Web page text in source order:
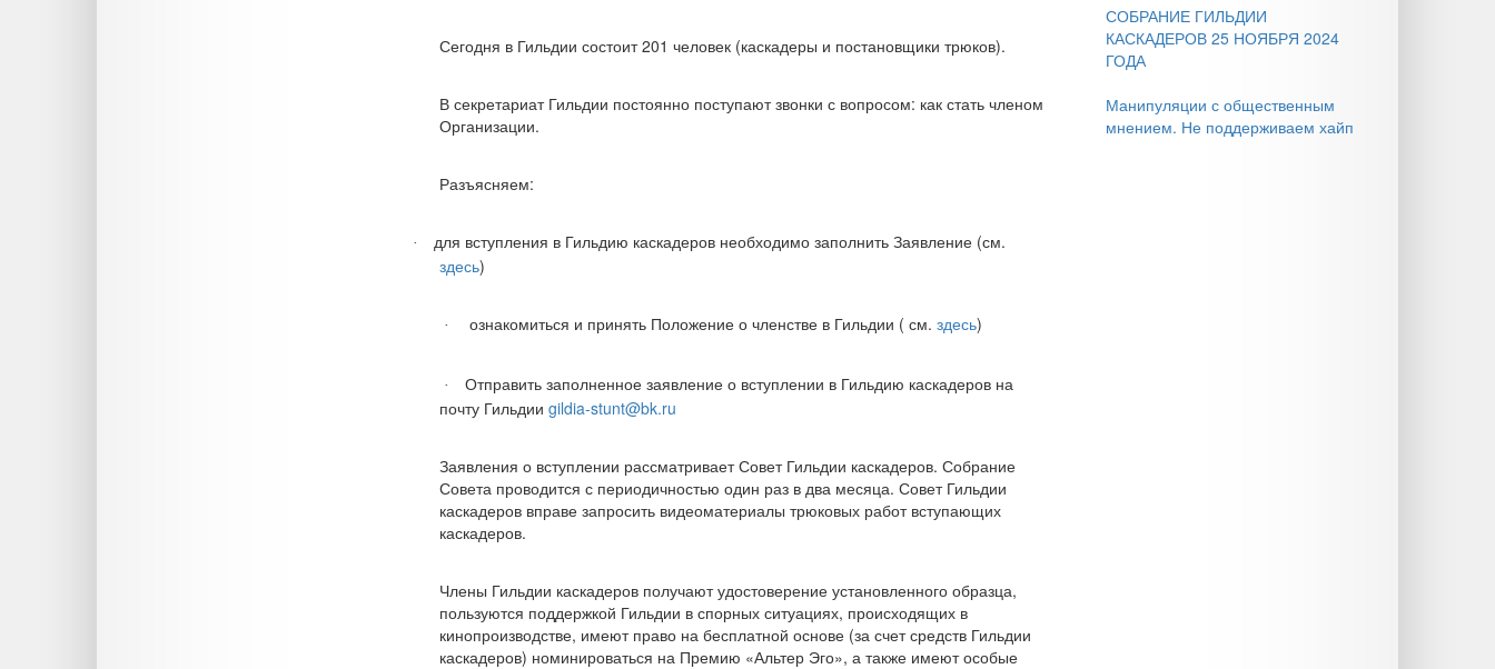
Сегодня в Гильдии состоит 201 человек (каскадеры и постановщики трюков).
В секретариат Гильдии постоянно поступают звонки с вопросом: как стать членом
Организации.
Разъясняем:
·
для вступления в Гильдию каскадеров необходимо заполнить Заявление (см.
здесь)
· ознакомиться и принять Положение о членстве в Гильдии ( см. здесь)
·
Отправить заполненное заявление о вступлении в Гильдию каскадеров на
почту Гильдии gildia-stunt@bk.ru
Заявления о вступлении рассматривает Совет Гильдии каскадеров. Собрание
Совета проводится с периодичностью один раз в два месяца. Совет Гильдии
каскадеров вправе запросить видеоматериалы трюковых работ вступающих
каскадеров.
Члены Гильдии каскадеров получают удостоверение установленного образца,
пользуются поддержкой Гильдии в спорных ситуациях, происходящих в
кинопроизводстве, имеют право на бесплатной основе (за счет средств Гильдии
каскадеров) номинироваться на Премию «Альтер Эго», а также имеют особые
СОБРАНИЕ ГИЛЬДИИ
КАСКАДЕРОВ 25 НОЯБРЯ 2024
ГОДА
Манипуляции с общественным
мнением. Не поддерживаем хайп